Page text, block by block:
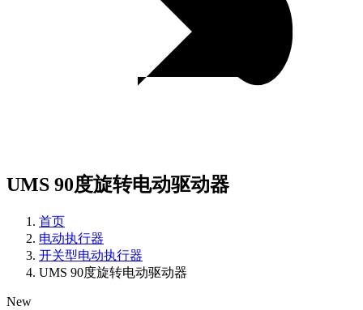
UMS 90度旋转电动驱动器
首页
电动执行器
开关型电动执行器
UMS 90度旋转电动驱动器
New